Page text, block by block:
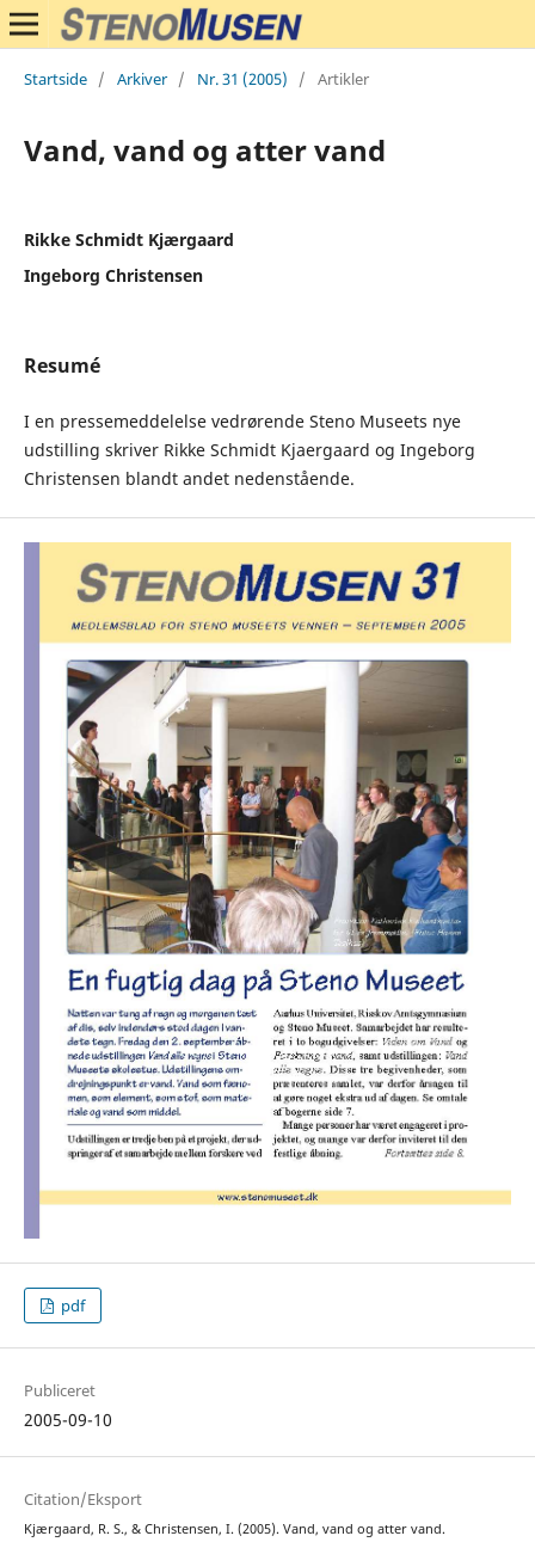
Startside / Arkiver / Nr. 31 (2005) / Artikler
Vand, vand og atter vand
Rikke Schmidt Kjærgaard
Ingeborg Christensen
Resumé
I en pressemeddelelse vedrørende Steno Museets nye
udstilling skriver Rikke Schmidt Kjaergaard og Ingeborg
Christensen blandt andet nedenstående.
pdf
Publiceret
2005-09-10
Citation/Eksport
Kjærgaard, R. S., & Christensen, I. (2005). Vand, vand og atter vand.